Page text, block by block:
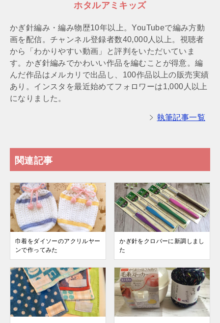
ホタルアミキッズ
かぎ針編み・編み物歴10年以上。YouTubeで編み方動
画を配信。チャンネル登録者数40,000人以上。視聴者
から「わかりやすい動画」と評判をいただいていま
す。かぎ針編みでかわいい作品を編むことが得意。編
んだ作品はメルカリで出品し、100作品以上の販売実績
あり。インスタを最近始めてフォロワーは1,000人以上
になりました。
執筆記事一覧
関連記事
巾着をダイソーのアクリルヤー
ンで作ってみた
かぎ針をクロバーに新調しまし
た